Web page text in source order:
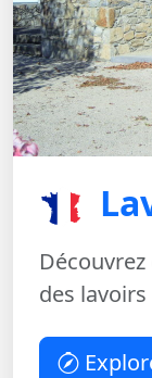
des